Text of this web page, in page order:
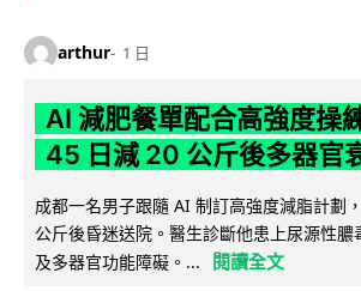
arthur 1 日
AI 減肥餐單配合高強度
45 日減 20 公斤後多器官
成都一名男子跟隨 AI 制訂高強度減脂計劃
公斤後昏迷送院。醫生診斷他患上尿源性膿
及多器官功能障礙。...
閱讀全文